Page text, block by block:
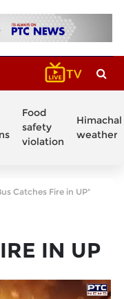
Food
safety
violation
Himachal
weather
Catches Fire in UP"
IN UP